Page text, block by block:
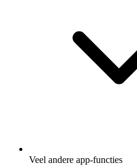
Veel andere app-functies